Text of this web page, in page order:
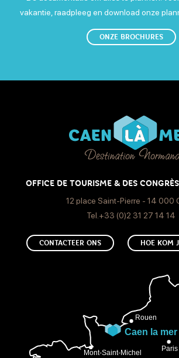
vakantie, raadpleeg en download onze
ONZE BROCHURES
OFFICE DE TOURISME & DES
12 place Saint-Pierre - 14 000
Tel.+33 (0)2 31 27 14 14
CONTACTEER ONS HOE KOM